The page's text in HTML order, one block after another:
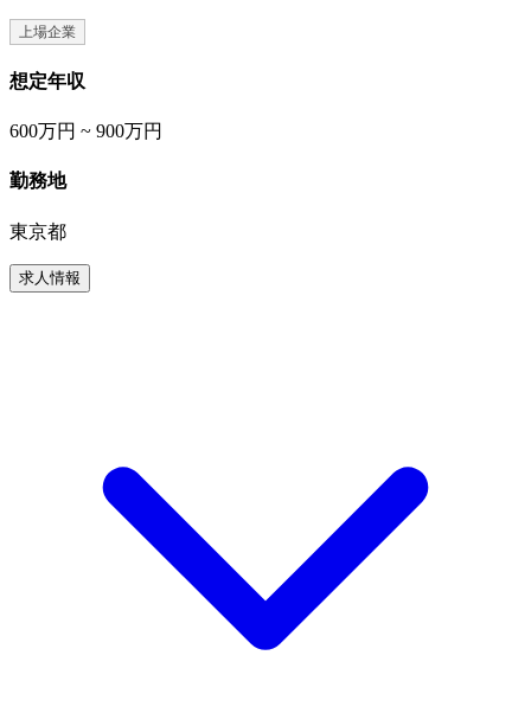
上場企業
想定年収
600万円 ~ 900万円
勤務地
東京都
求人情報